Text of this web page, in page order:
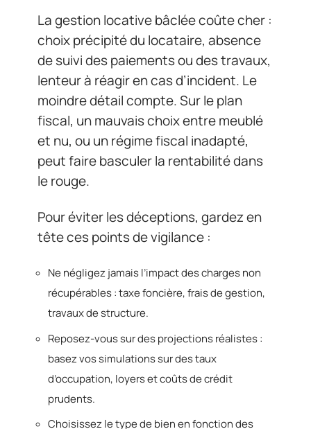
La gestion locative bâclée coûte cher :
choix précipité du locataire, absence
de suivi des paiements ou des travaux,
lenteur à réagir en cas d’incident. Le
moindre détail compte. Sur le plan
fiscal, un mauvais choix entre meublé
et nu, ou un régime fiscal inadapté,
peut faire basculer la rentabilité dans
le rouge.
Pour éviter les déceptions, gardez en
tête ces points de vigilance :
Ne négligez jamais l’impact des charges non
récupérables : taxe foncière, frais de gestion,
travaux de structure.
Reposez-vous sur des projections réalistes :
basez vos simulations sur des taux
d’occupation, loyers et coûts de crédit
prudents.
Choisissez le type de bien en fonction des